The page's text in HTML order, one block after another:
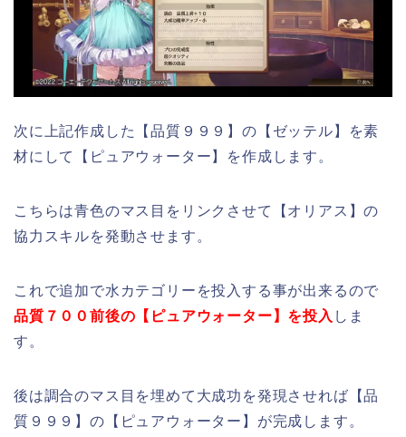
次に上記作成した【品質９９９】の【ゼッテル】を素
材にして【ピュアウォーター】を作成します。
こちらは青色のマス目をリンクさせて【オリアス】の
協力スキルを発動させます。
これで追加で水カテゴリーを投入する事が出来るので
品質７００前後の【ピュアウォーター】を投入 しま
す。
後は調合のマス目を埋めて大成功を発現させれば【品
質９９９】の【ピュアウォーター】が完成します。